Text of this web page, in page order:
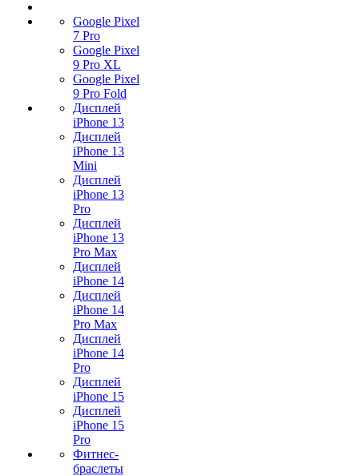
Google Pixel
7 Pro
Google Pixel
9 Pro XL
Google Pixel
9 Pro Fold
Дисплей
iPhone 13
Дисплей
iPhone 13
Mini
Дисплей
iPhone 13
Pro
Дисплей
iPhone 13
Pro Max
Дисплей
iPhone 14
Дисплей
iPhone 14
Pro Max
Дисплей
iPhone 14
Pro
Дисплей
iPhone 15
Дисплей
iPhone 15
Pro
Фитнес-
браслеты